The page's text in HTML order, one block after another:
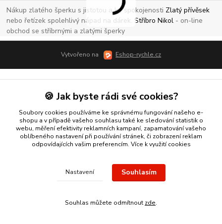
Nákup zlatého šperku s jistotou a ke spokojenosti Zlatý přívěsek
nebo řetízek spolehlivý nápad na dárek. Stříbro Nikol - on-line
obchod se stříbrnými a zlatými šperky
Vytvořeno na Eshop-rychle.cz
🍪 Jak byste rádi své cookies?
Soubory cookies používáme ke správnému fungování našeho e-
shopu a v případě vašeho souhlasu také ke sledování statistik o
webu, měření efektivity reklamních kampaní, zapamatování vašeho
oblíbeného nastavení při používání stránek, či zobrazení reklam
odpovídajících vašim preferencím. Více k využití cookies
Nastavení Souhlasím
Souhlas můžete odmítnout zde.